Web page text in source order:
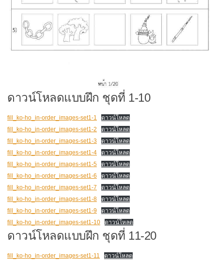
ดาวน์โหลดแบบฝึก ชุดที่ 1-10
fill_ko-ho_in-order_images-set1-1
ดาวน์โหลด
fill_ko-ho_in-order_images-set1-2
ดาวน์โหลด
fill_ko-ho_in-order_images-set1-3
ดาวน์โหลด
fill_ko-ho_in-order_images-set1-4
ดาวน์โหลด
fill_ko-ho_in-order_images-set1-5
ดาวน์โหลด
fill_ko-ho_in-order_images-set1-6
ดาวน์โหลด
fill_ko-ho_in-order_images-set1-7
ดาวน์โหลด
fill_ko-ho_in-order_images-set1-8
ดาวน์โหลด
fill_ko-ho_in-order_images-set1-9
ดาวน์โหลด
fill_ko-ho_in-order_images-set1-10
ดาวน์โหลด
ดาวน์โหลดแบบฝึก ชุดที่ 11-20
fill_ko-ho_in-order_images-set1-11
ดาวน์โหลด